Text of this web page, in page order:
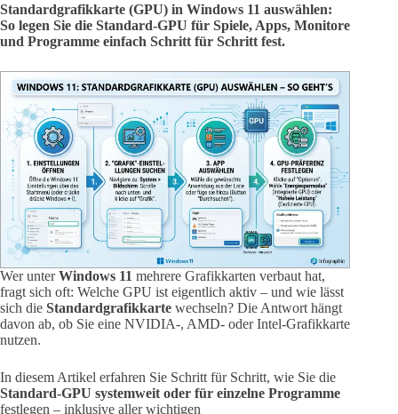
Standardgrafikkarte (GPU) in Windows 11 auswählen:
So legen Sie die Standard-GPU für Spiele, Apps, Monitore
und Programme einfach Schritt für Schritt fest.
Wer unterWindows 11 mehrere Grafikkarten verbaut hat,
fragt sich oft: Welche GPU ist eigentlich aktiv – und wie lässt
sich die Standardgrafikkarte wechseln? Die Antwort hängt
davon ab, ob Sie eine NVIDIA-, AMD- oder Intel-Grafikkarte
nutzen.
In diesem Artikel erfahren Sie Schritt für Schritt, wie Sie die
Standard-GPU systemweit oder für einzelne Programme
festlegen – inklusive aller wichtigen